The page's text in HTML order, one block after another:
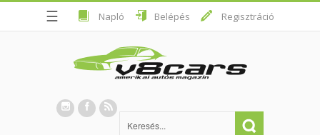
☰ Napló Belépés Regisztráció